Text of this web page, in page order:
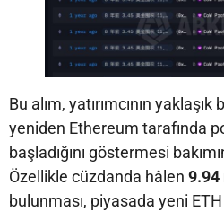
Bu alım, yatırımcının
yeniden Ethereum tarafında
başladığını göstermesi
Özellikle cüzdanda hâlen 9.94
bulunması, piyasada yeni